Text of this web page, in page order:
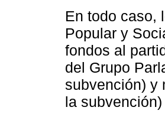
En todo caso,
Popular y
fondos al
del Grupo
subvención) y
la